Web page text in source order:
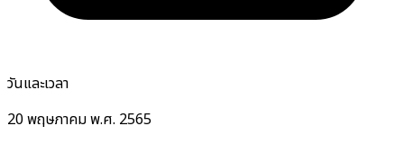
วันและเวลา
20 พฤษภาคม พ.ศ. 2565